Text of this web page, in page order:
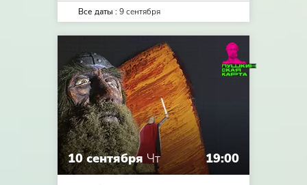
Все даты : 9 сентября
10 сентября Чт 19:00